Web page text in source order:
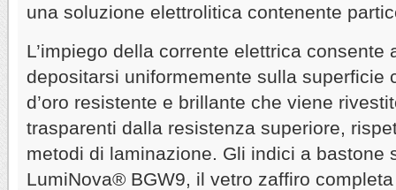
una soluzione elettrolitica contenente
L’impiego della corrente elettrica consente
depositarsi uniformemente sulla superficie
d’oro resistente e brillante che viene
trasparenti dalla resistenza superiore,
metodi di laminazione. Gli indici a bastone
LumiNova® BGW9, il vetro zaffiro